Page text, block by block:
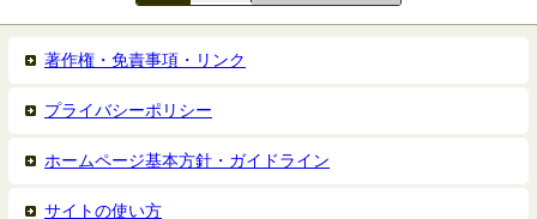
著作権・免責事項・リンク
プライバシーポリシー
ホームページ基本方針・ガイドライン
サイトの使い方